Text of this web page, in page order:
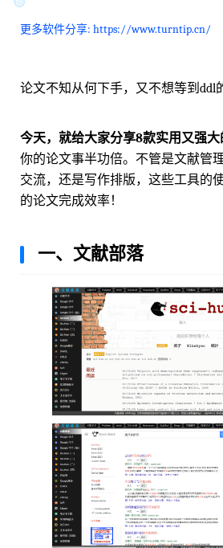
更多软件分享: https://www.turntip.cn/
论文不知从何下手，又不想等到ddl
今天，就给大家分享8款实用又强
你的论文事半功倍。不管是文献管
交流，还是写作排版，这些工具的
的论文完成效率！
一、文献部落